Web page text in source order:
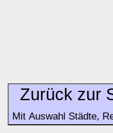
Hinweise:
zu b) Kulturelles und
Mit Auswahl Städte,